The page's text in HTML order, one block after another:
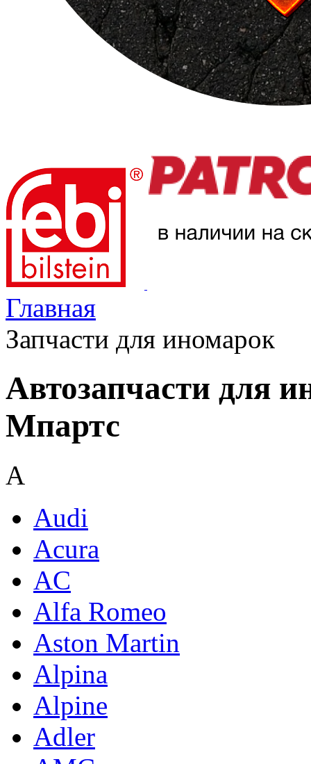
Главная
Запчасти для иномарок
Автозапчасти для
Мпартс
A
Audi
Acura
AC
Alfa Romeo
Aston Martin
Alpina
Alpine
Adler